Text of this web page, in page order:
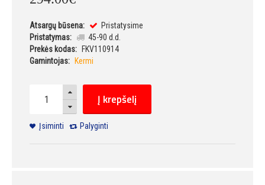
Atsargų būsena:
Pristatysime
Pristatymas:
45-90 d.d.
Prekės kodas:
FKV110914
Gamintojas:
Kermi
Į krepšelį
Įsiminti Palyginti